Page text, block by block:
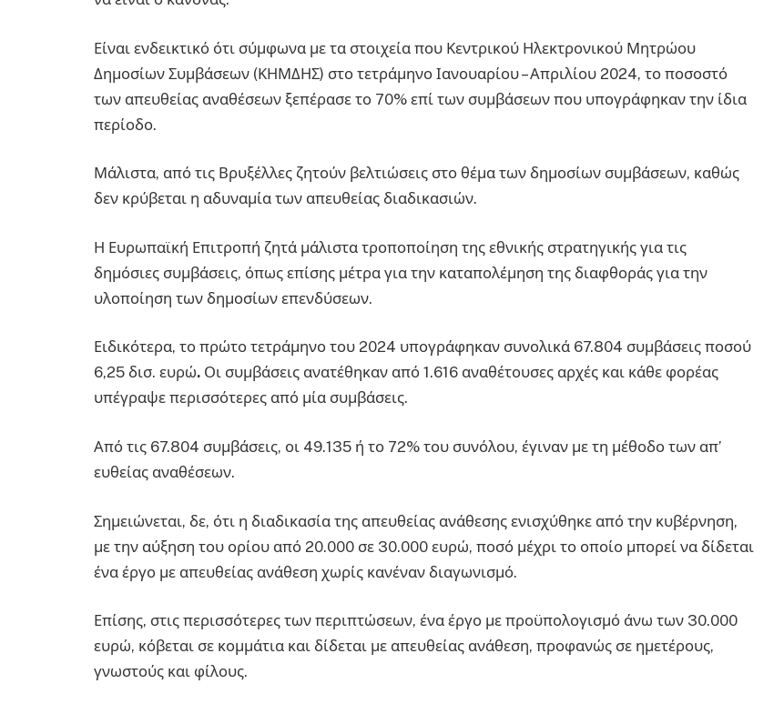
Είναι ενδεικτικό ότι σύμφωνα με τα στοιχεία που Κεντρικού Ηλεκτρονικού Μητρώου
Δημοσίων Συμβάσεων (ΚΗΜΔΗΣ) στο τετράμηνο Ιανουαρίου – Απριλίου 2024, το ποσοστό
των απευθείας αναθέσεων ξεπέρασε το 70% επί των συμβάσεων που υπογράφηκαν την ίδια
περίοδο.
Μάλιστα, από τις Βρυξέλλες ζητούν βελτιώσεις στο θέμα των δημοσίων συμβάσεων, καθώς
δεν κρύβεται η αδυναμία των απευθείας διαδικασιών.
Η Ευρωπαϊκή Επιτροπή ζητά μάλιστα τροποποίηση της εθνικής στρατηγικής για τις
δημόσιες συμβάσεις, όπως επίσης μέτρα για την καταπολέμηση της διαφθοράς για την
υλοποίηση των δημοσίων επενδύσεων.
Ειδικότερα, το πρώτο τετράμηνο του 2024 υπογράφηκαν συνολικά 67.804 συμβάσεις ποσού
6,25 δισ. ευρώ. Οι συμβάσεις ανατέθηκαν από 1.616 αναθέτουσες αρχές και κάθε φορέας
υπέγραψε περισσότερες από μία συμβάσεις.
Από τις 67.804 συμβάσεις, οι 49.135 ή το 72% του συνόλου, έγιναν με τη μέθοδο των απ’
ευθείας αναθέσεων.
Σημειώνεται, δε, ότι η διαδικασία της απευθείας ανάθεσης ενισχύθηκε από την κυβέρνηση,
με την αύξηση του ορίου από 20.000 σε 30.000 ευρώ, ποσό μέχρι το οποίο μπορεί να δίδεται
ένα έργο με απευθείας ανάθεση χωρίς κανέναν διαγωνισμό.
Επίσης, στις περισσότερες των περιπτώσεων, ένα έργο με προϋπολογισμό άνω των 30.000
ευρώ, κόβεται σε κομμάτια και δίδεται με απευθείας ανάθεση, προφανώς σε ημετέρους,
γνωστούς και φίλους.